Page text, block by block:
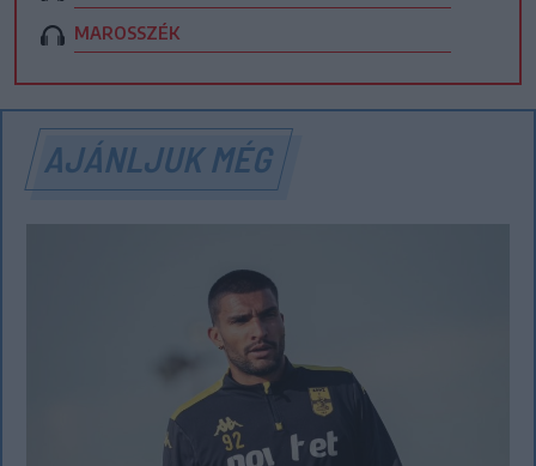
MAROSSZÉK
AJÁNLJUK MÉG